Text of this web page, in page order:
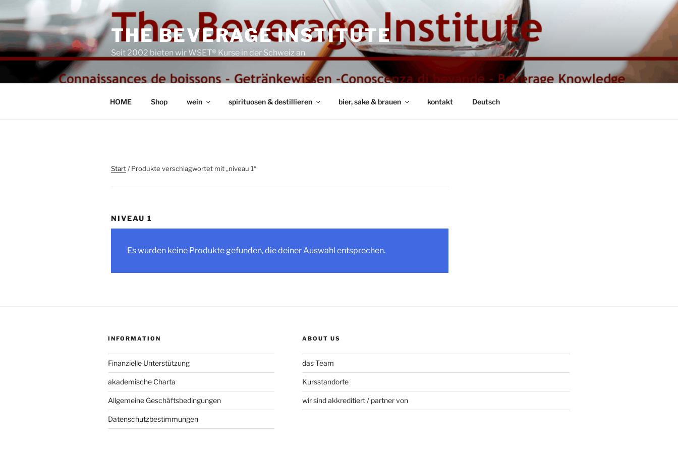
Inhalt
springen
THE BEVERAGE INSTITUTE
Seit 2002 bieten wir WSET® Kurse in der Schweiz an
HOME Shop wein spirituosen & destillieren bier, sake & brauen kontakt Deutsch
Start/ Produkte verschlagwortet mit „niveau 1“
NIVEAU 1
Es wurden keine Produkte gefunden, die deiner Auswahl entsprechen.
INFORMATION
Finanzielle Unterstützung
akademische Charta
Allgemeine Geschäftsbedingungen
Datenschutzbestimmungen
ABOUT US
das Team
Kursstandorte
wir sind akkreditiert / partner von